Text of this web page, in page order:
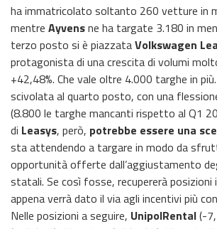
ha immatricolato soltanto 260 vetture in
mentre Ayvensne ha targate 3.180 in
terzo posto si è piazzataVolkswagen
protagonista di una crescita di volumi
+42,48%. Che vale oltre 4.000 targhe in più.
scivolata al quarto posto, con una
(8.800 le targhe mancanti rispetto al Q1
di Leasys, però, potrebbe essere una
sta attendendo a targare in modo da
opportunità offerte dall’aggiustamento
statali. Se così fosse, recupererà posizioni
appena verrà dato il via agli incentivi più
Nelle posizioni a seguire, UnipolRental(-